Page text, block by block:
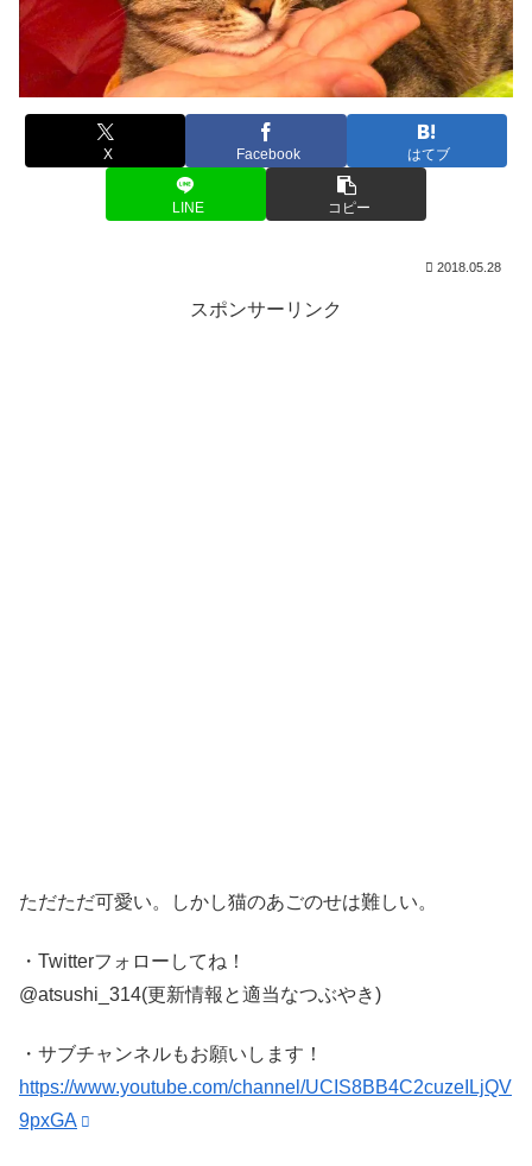
X Facebook はてブ
LINE コピー
2018.05.28
スポンサーリンク
ただただ可愛い。しかし猫のあごのせは難しい。
・Twitterフォローしてね！
@atsushi_314(更新情報と適当なつぶやき)
・サブチャンネルもお願いします！
https://www.youtube.com/channel/UCIS8BB4C2cuzeILjQV
9pxGA